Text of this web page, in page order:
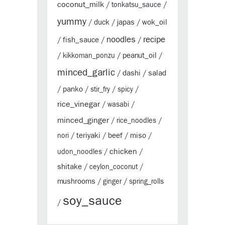
coconut_milk / tonkatsu_sauce /
yummy / duck / japas / wok_oil
/ fish_sauce / noodles / recipe
/ kikkoman_ponzu / peanut_oil /
minced_garlic / dashi / salad
/ panko / stir_fry / spicy /
rice_vinegar/ wasabi /
minced_ginger/ rice_noodles /
nori / teriyaki / beef / miso /
udon_noodles / chicken /
shitake / ceylon_coconut/
mushrooms / ginger/ spring_rolls
/ soy_sauce